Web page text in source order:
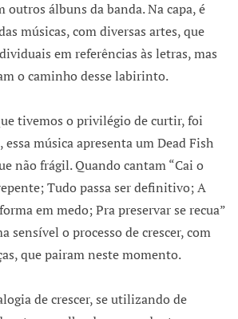
outros álbuns da banda. Na capa, é
músicas, com diversas artes, que
em referências às letras, mas
o caminho desse labirinto.
tivemos o privilégio de curtir, foi
essa música apresenta um Dead Fish
não frágil. Quando cantam “Cai o
Tudo passa ser definitivo; A
em medo; Pra preservar se recua”
sensível o processo de crescer, com
que pairam neste momento.
de crescer, se utilizando de